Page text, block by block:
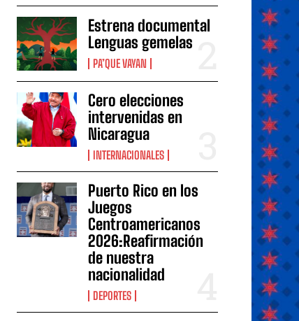
Estrena documental
Lenguas gemelas
PA’QUE VAYAN
Cero elecciones
intervenidas en
Nicaragua
INTERNACIONALES
Puerto Rico en los
Juegos
Centroamericanos
2026:Reafirmación
de nuestra
nacionalidad
DEPORTES